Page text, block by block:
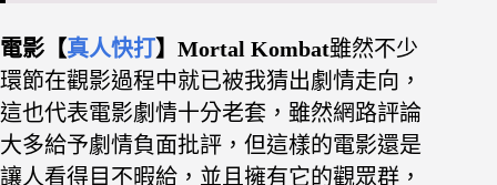
電影【真人快打】Mortal Kombat雖然不少
環節在觀影過程中就已被我猜出劇情走向，
這也代表電影劇情十分老套，雖然網路評論
大多給予劇情負面批評， 但這樣的電影還是
讓人看得目不暇給，並且擁有它的觀眾群，